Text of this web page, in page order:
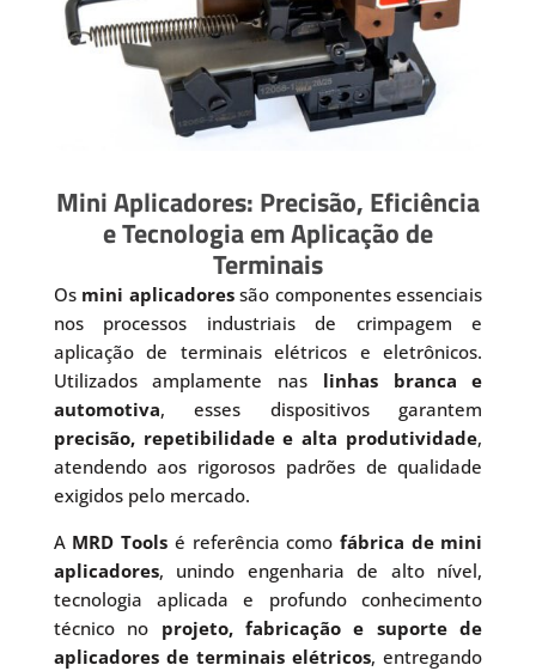
Mini Aplicadores: Precisão, Eficiência
e Tecnologia em Aplicação de
Terminais
Os mini aplicadoressão componentes essenciais
nos processos industriais de crimpagem e
aplicação de terminais elétricos e eletrônicos.
Utilizados amplamente nas linhas branca e
automotiva, esses dispositivos garantem
precisão, repetibilidade e alta produtividade,
atendendo aos rigorosos padrões de qualidade
exigidos pelo mercado.
A MRD Tools é referência como fábrica de mini
aplicadores, unindo engenharia de alto nível,
tecnologia aplicada e profundo conhecimento
técnico no projeto, fabricação e suporte de
aplicadores de terminais elétricos, entregando